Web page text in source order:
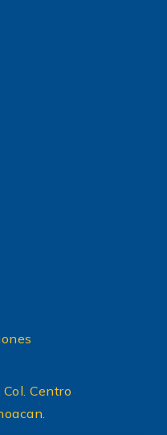
podrás contar con
de
y mejor
más de
fraccionamientos
de agua, alberca,
mecánicos,
Centro